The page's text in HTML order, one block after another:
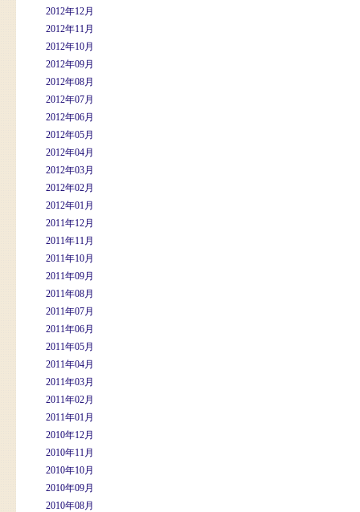
2012年12月
2012年11月
2012年10月
2012年09月
2012年08月
2012年07月
2012年06月
2012年05月
2012年04月
2012年03月
2012年02月
2012年01月
2011年12月
2011年11月
2011年10月
2011年09月
2011年08月
2011年07月
2011年06月
2011年05月
2011年04月
2011年03月
2011年02月
2011年01月
2010年12月
2010年11月
2010年10月
2010年09月
2010年08月